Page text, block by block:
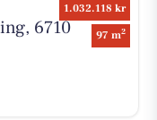
1.032.118 kr
97 m2
6710